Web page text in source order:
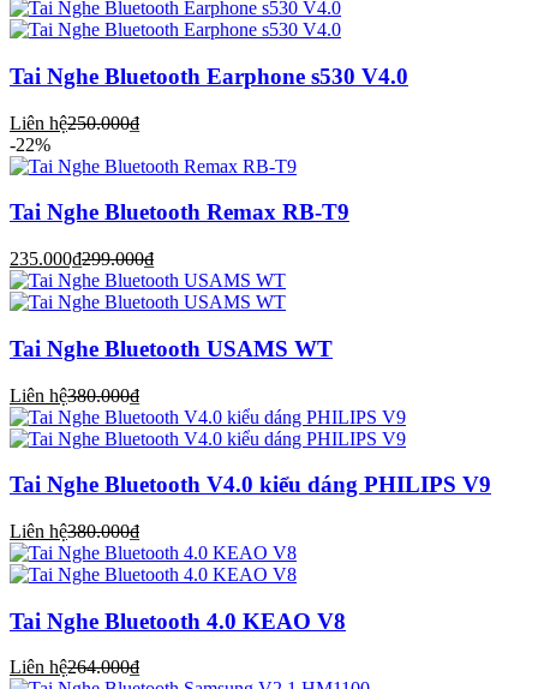
Tai Nghe Bluetooth Earphone s530 V4.0
Liên hệ250.000₫
-22%
Tai Nghe Bluetooth Remax RB-T9
235.000₫299.000₫
Tai Nghe Bluetooth USAMS WT
Liên hệ380.000₫
Tai Nghe Bluetooth V4.0 kiểu dáng PHILIPS V9
Liên hệ380.000₫
Tai Nghe Bluetooth 4.0 KEAO V8
Liên hệ264.000₫